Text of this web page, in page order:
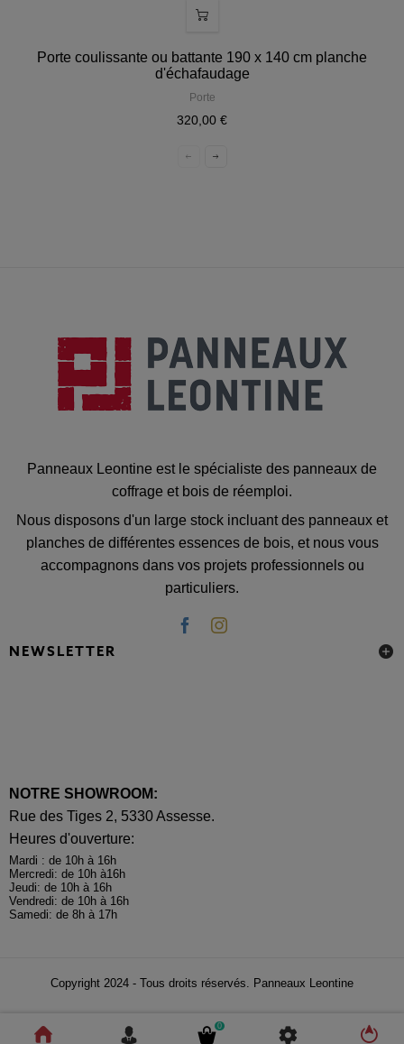
0
Porte coulissante ou battante 190 x 140 cm planche
d'échafaudage
Porte
320,00 €
Panneaux Leontine est le spécialiste des panneaux de
coffrage et bois de réemploi.
Nous disposons d'un large stock incluant des panneaux et
planches de différentes essences de bois, et nous vous
accompagnons dans vos projets professionnels ou
particuliers.
NEWSLETTER
NOTRE SHOWROOM:
Rue des Tiges 2, 5330 Assesse.
Heures d'ouverture:
Mardi : de 10h à 16h
Mercredi: de 10h à16h
Jeudi: de 10h à 16h
Vendredi: de 10h à 16h
Samedi: de 8h à 17h
Copyright 2024 - Tous droits réservés. Panneaux Leontine